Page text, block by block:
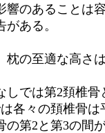
のあることは
ある。
の至適な高さ
では第2頚椎骨
各々の頚椎骨
第2と第3の間